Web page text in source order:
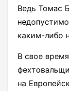
Ведь Томас
каким-либо
В свое
на